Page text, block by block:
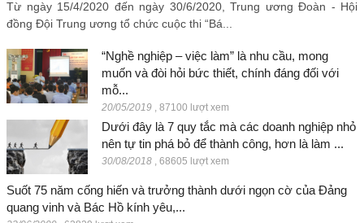
Từ ngày 15/4/2020 đến ngày 30/6/2020, Trung ương Đoàn - Hội
đồng Đội Trung ương tổ chức cuộc thi “Bá...
“Nghề nghiệp – việc làm” là nhu cầu, mong
muốn và đòi hỏi bức thiết, chính đáng đối với
mỗ...
20/05/2019 , 87100 lượt xem
Dưới đây là 7 quy tắc mà các doanh nghiệp nhỏ
nên tự tin phá bỏ để thành công, hơn là làm ...
30/08/2018 , 68605 lượt xem
Suốt 75 năm cống hiến và trưởng thành dưới ngọn cờ của Đảng
quang vinh và Bác Hồ kính yêu,...